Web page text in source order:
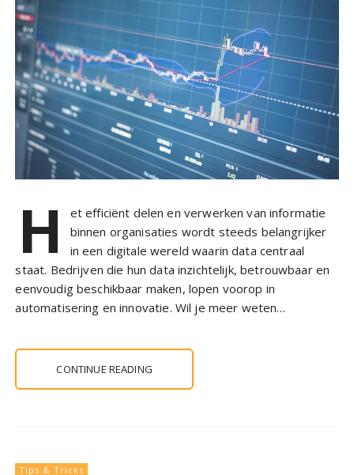
H
et efficiënt delen en verwerken van informatie
binnen organisaties wordt steeds belangrijker
in een digitale wereld waarin data centraal
staat. Bedrijven die hun data inzichtelijk, betrouwbaar en
eenvoudig beschikbaar maken, lopen voorop in
automatisering en innovatie. Wil je meer weten…
CONTINUE READING
Tips & Tricks